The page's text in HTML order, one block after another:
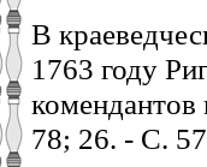
В
1763 году
78; 26. - С.